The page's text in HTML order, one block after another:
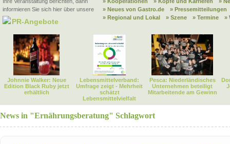
informieren Sie sich hier über unsere
PR-Angebote
» Neues von Gastro.de
» Pressemitteilungen
» Regional und Lokal
» Szene » Termine »
Johnnie Walker: Neue
Edition Black Ruby jetzt
erhältlich
Lebensmittelverband:
Umfrage zeigt - Mehrheit
schätzt
Lebensmittelvielfalt
Pesca: Niederländisches
Unternehmen beteiligt
Mitarbeitende am Gewinn
News in "Ernährungsberatung" Schlagwort